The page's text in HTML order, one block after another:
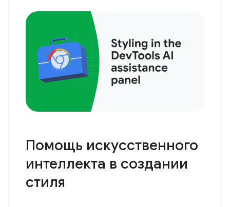
Помощь искусственного
интеллекта в создании
стиля